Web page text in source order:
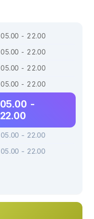
05.00 - 22.00
05.00 - 22.00
05.00 - 22.00
05.00 - 22.00
05.00 -
22.00
05.00 - 22.00
05.00 - 22.00